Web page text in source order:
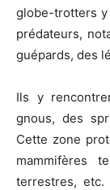
globe-trotters y
prédateurs,
guépards, des
Ils y
gnous, des
Cette zone
mammifères
terrestres, etc.